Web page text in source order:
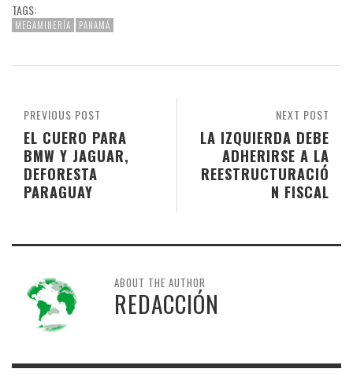
TAGS:
MEGAMINERÍA PANAMÁ
NEXT POST
LA IZQUIERDA DEBE
ADHERIRSE A LA
REESTRUCTURACIÓ
N FISCAL
PREVIOUS POST
EL CUERO PARA
BMW Y JAGUAR,
DEFORESTA
PARAGUAY
ABOUT THE AUTHOR
REDACCIÓN